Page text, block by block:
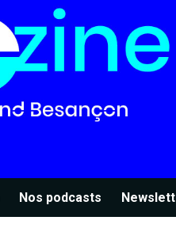
Nos podcasts